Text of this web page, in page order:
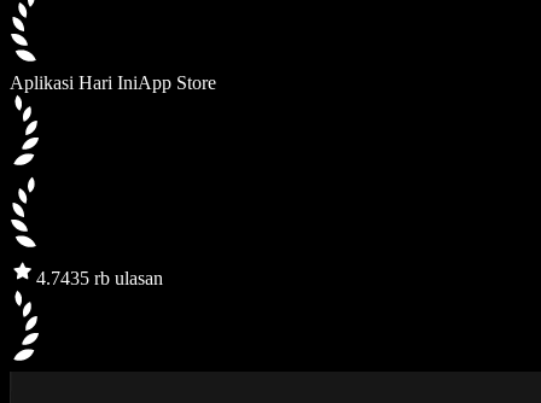
Aplikasi Hari IniApp Store
4.7435 rb ulasan